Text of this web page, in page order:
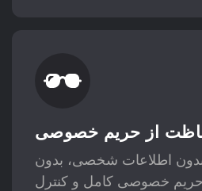
از حریم خصوصی
بدون اطلاعات شخصی، بدون
حریم خصوصی کامل و کنترل